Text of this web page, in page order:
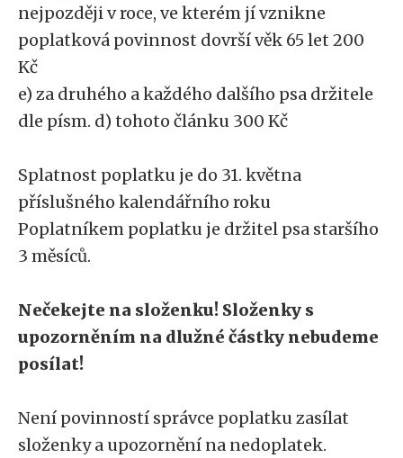
nejpozději v roce, ve kterém jí vznikne
poplatková povinnost dovrší věk 65 let 200
Kč
e) za druhého a každého dalšího psa držitele
dle písm. d) tohoto článku 300 Kč
Splatnost poplatku je do 31. května
příslušného kalendářního roku
Poplatníkem poplatku je držitel psa staršího
3 měsíců.
Nečekejte na složenku! Složenky s
upozorněním na dlužné částky nebudeme
posílat!
Není povinností správce poplatku zasílat
složenky a upozornění na nedoplatek.